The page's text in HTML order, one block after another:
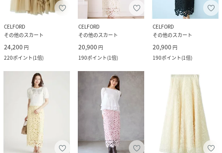
CELFORD
その他のスカート
24,200 円
220ポイント(1倍)
CELFORD
その他のスカート
20,900 円
190ポイント(1倍)
CELFORD
その他のスカート
20,900 円
190ポイント(1倍)